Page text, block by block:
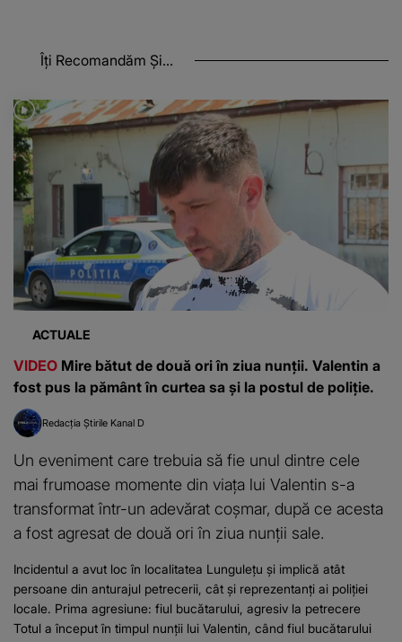
Îți Recomandăm Și...
ACTUALE
VIDEO Mire bătut de două ori în ziua nunții. Valentin a
fost pus la pământ în curtea sa și la postul de poliție.
Redacția Știrile Kanal D
Un eveniment care trebuia să fie unul dintre cele
mai frumoase momente din viața lui Valentin s-a
transformat într-un adevărat coșmar, după ce acesta
a fost agresat de două ori în ziua nunții sale.
Incidentul a avut loc în localitatea Lungulețu și implică atât
persoane din anturajul petrecerii, cât și reprezentanți ai poliției
locale. Prima agresiune: fiul bucătarului, agresiv la petrecere
Totul a început în timpul nunții lui Valentin, când fiul bucătarului